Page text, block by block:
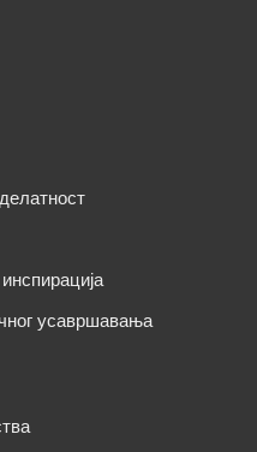
усавршавања